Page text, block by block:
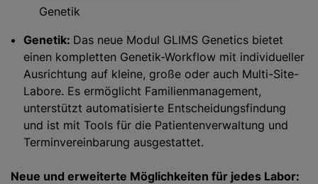
Genetik
Genetik: Das neue Modul GLIMS Genetics bietet
einen kompletten Genetik-Workflow mit individueller
Ausrichtung auf kleine, große oder auch Multi-Site-
Labore. Es ermöglicht Familienmanagement,
unterstützt automatisierte Entscheidungsfindung
und ist mit Tools für die Patientenverwaltung und
Terminvereinbarung ausgestattet.
Neue und erweiterte Möglichkeiten für jedes Labor: